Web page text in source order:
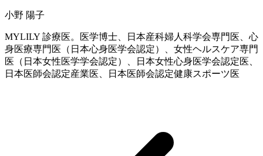
小野 陽子
MYLILY 診療医。医学博士、日本産科婦人科学会専門医、心
身医療専門医（日本心身医学会認定）、女性ヘルスケア専門
医（日本女性医学学会認定）、日本女性心身医学会認定医、
日本医師会認定産業医、日本医師会認定健康スポーツ医